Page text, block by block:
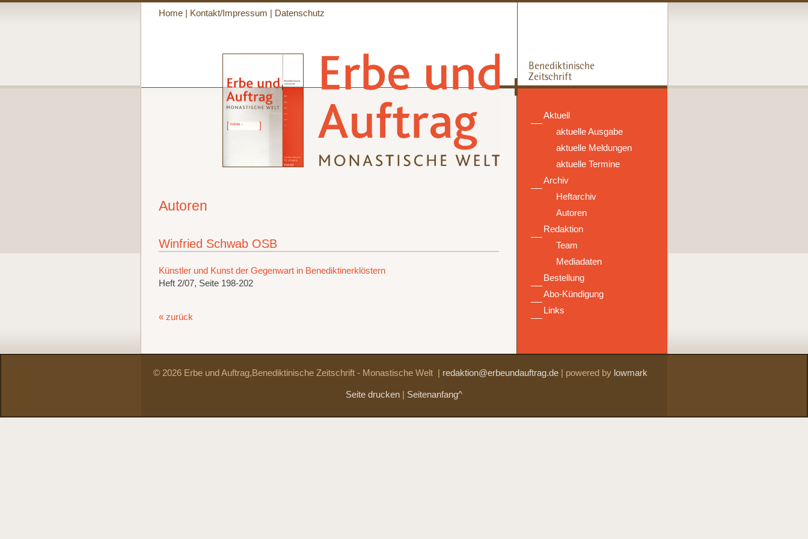
Home| Kontakt/Impressum Datenschutz
Aktuell
aktuelle Ausgabe
aktuelle Meldungen
aktuelle Termine
Archiv
Heftarchiv
Autoren
Redaktion
Team
Mediadaten
Bestellung
Abo-Kündigung
Links
Autoren
Winfried Schwab OSB
Künstler und Kunst der Gegenwart in Benediktinerklöstern
Heft 2/07, Seite 198-202
« zurück
© 2026 Erbe und Auftrag,Benediktinische Zeitschrift - Monastische Welt redaktion@erbeundauftrag.de| powered by lowmark
Seite drucken Seitenanfang^